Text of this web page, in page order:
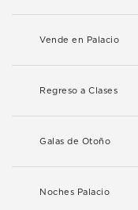
Vende en Palacio
Regreso a Clases
Galas de Otoño
Noches Palacio